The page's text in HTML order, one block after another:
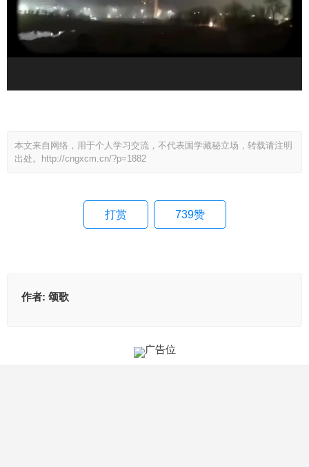
本文来自网络，用于个人学习交流，不代表国学藏秘立场，转载请注明
出处。
http://cngxcm.cn/?p=1882
打赏 739赞
作者: 颂歌